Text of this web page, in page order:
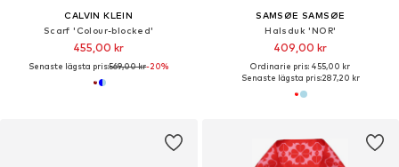
CALVIN KLEIN
Scarf 'Colour-blocked'
455,00 kr
Senaste lägsta pris:569,00 kr-20%
SAMSØE SAMSØE
Halsduk 'NOR'
409,00 kr
Ordinarie pris: 455,00 kr
Senaste lägsta pris:287,20 kr